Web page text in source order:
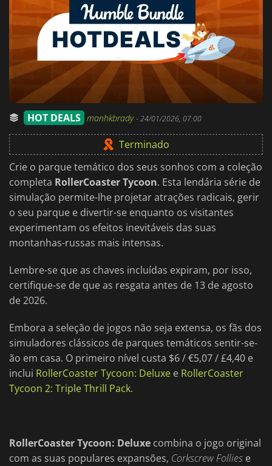
HOT DEALS manhkbrady-24/01/2026, 07:00
Terminado
Crie o parque temático dos seus sonhos com a coleção
completa RollerCoaster Tycoon. Esta lendária série de
simulação permite-lhe projetar atrações radicais, gerir
o seu parque e divertir-se enquanto os visitantes
experimentam os efeitos inevitáveis das suas
montanhas-russas mais intensas.
Lembre-se que as chaves incluídas expiram, por isso,
certifique-se de que as resgata antes de 13 de agosto
de 2026.
Embora a seleção de jogos não seja extensa, os fãs dos
simuladores clássicos de parques temáticos sentir-se-
ão em casa. O primeiro nível custa $6 / €5,07 / £4,40 e
inclui RollerCoaster Tycoon: Deluxe e RollerCoaster
Tycoon 2: Triple Thrill Pack.
RollerCoaster Tycoon: Deluxe combina o jogo original
com as suas populares expansões, Corkscrew Follies e